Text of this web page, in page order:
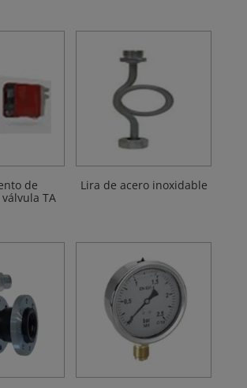
de
TA
Lira de acero inoxidable